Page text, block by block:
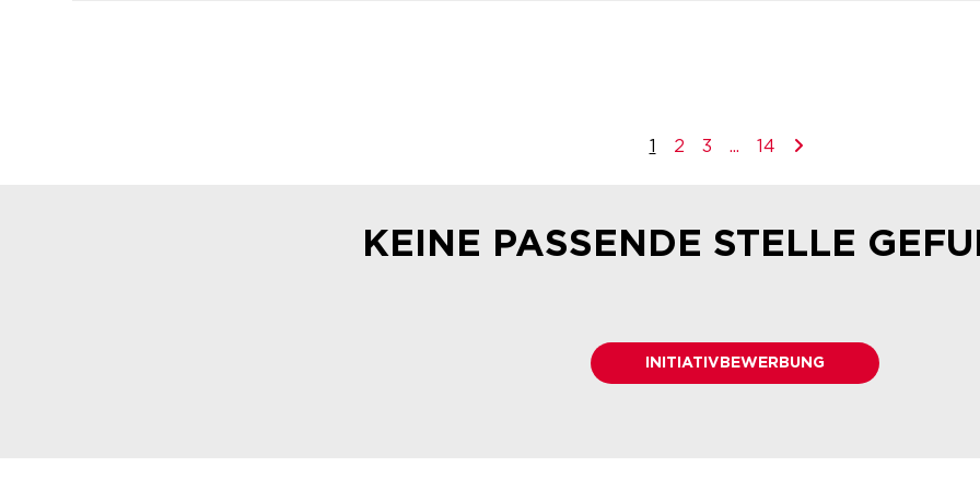
1 2 3 ... 14
KEINE PASSENDE STELLE
INITIATIVBEWERBUNG